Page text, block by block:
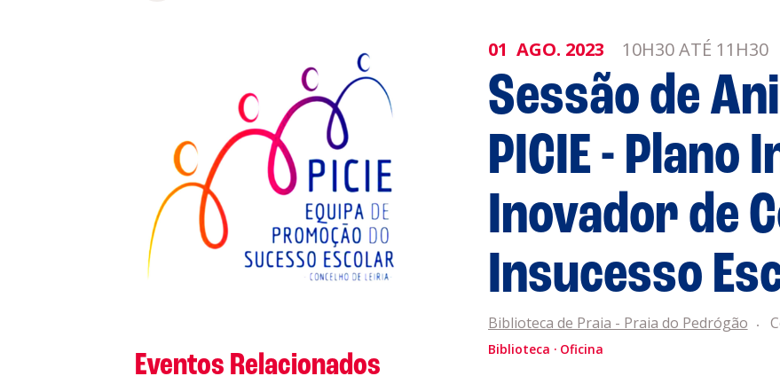
Agenda
Sobre a
Leiriagenda
Promotores
Clubes Desportivos
Política
CULTURA
01 AGO. 2023 10H30 ATÉ 11H30
Sessão de
PICIE - Plano
Inovador de
Insucesso
Biblioteca de Praia - Praia do Pedrógão
Biblioteca Oficina
Eventos Relacionados
CRIAR NOVO
Gravar